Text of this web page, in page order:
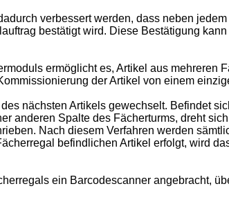
verbessert werden, dass neben
bestätigt wird. Diese Bestätigung
ermöglicht es, Artikel aus mehreren
der Artikel von einem
nächsten Artikels gewechselt. Befindet
anderen Spalte des Fächerturms, dreht
Nach diesem Verfahren werden
befindlichen Artikel erfolgt, wird
ein Barcodescanner angebracht,